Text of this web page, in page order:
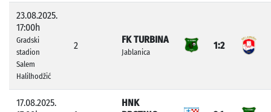
23.08.2025.
17:00h
Gradski
stadion
Salem
Halilhodžić
2
FK TURBINA
Jablanica
1:2
17.08.2025.
HNK